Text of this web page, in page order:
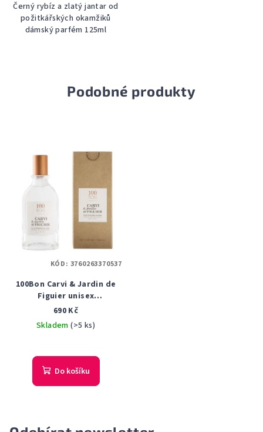
Černý rybíz a zlatý jantar od
požitkářských okamžiků
dámský parfém 125ml
Podobné produkty
100Bon Carvi & Jardin de
Figuier unisex
parfémovaná voda 50 ml
Tester
690 Kč
Skladem(>5 ks)
Do košíku
KÓD: 3760263370537